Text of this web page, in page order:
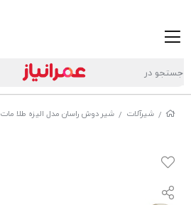
/ شیرآلات / شیر دوش راسان مدل الیزه طلا مات